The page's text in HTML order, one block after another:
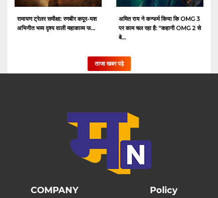
रामायण ट्रेलर समीक्षा: रणबीर कपूर-यश
अभिनीत भव्य दृश्य वाली महाकाव्य फ...
अमित राय ने कन्फर्म किया कि OMG 3
पर काम चल रहा है: "कहानी OMG 2 से
बे...
ताजा खबर पढ़े
COMPANY Policy